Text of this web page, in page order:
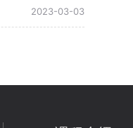
2023-03-03